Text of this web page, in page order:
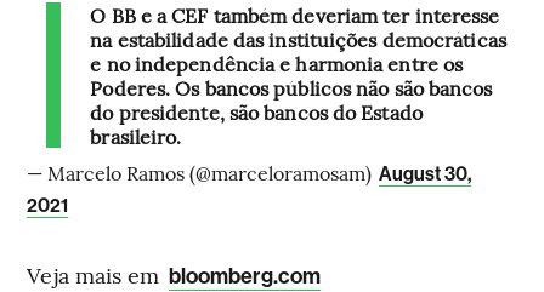
O BB e a CEF também deveriam ter interesse
na estabilidade das instituições democráticas
e no independência e harmonia entre os
Poderes. Os bancos públicos não são bancos
do presidente, são bancos do Estado
brasileiro.
— Marcelo Ramos (@marceloramosam) August 30,
2021
Veja mais em bloomberg.com